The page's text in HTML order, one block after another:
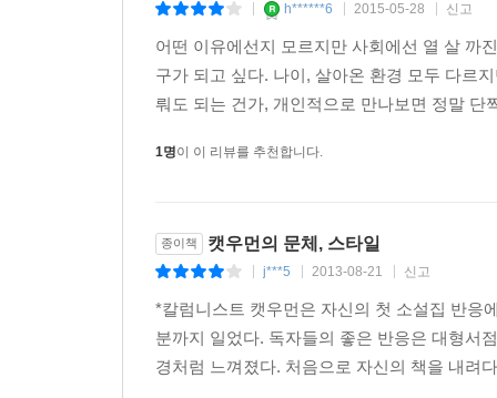
많은 시간이 흐른 뒤에야 그 만남과 헤어짐이 가
이렇게 연애에 관한 고해성사 격 글을 쓸 수밖에
꿈꾸었던 것은 아니다. 스스로 ‘회사형 인간’이
정상적인 회사 생활을 할 수 없게 만들었다.
좋아하는 일을 내 일로 삼겠다고 마음먹은 이상
해석 성공 말고 본연의 의미의 성공 말이다. ‘나
인정도 받고 합당한 금전적 보상을 쟁취하는, 기
있기를 바랄 뿐이다. 그렇게 될 수만 있다면 ‘힐링’
h******6 2015-05-28 신고
어떤 이유에선지 모르지만 사회에선 열 살 까
구가 되고 싶다. 나이, 살아온 환경 모두 다르
뤄도 되는 건가, 개인적으로 만나보면 정말 단
1명이 이 리뷰를 추천합니다.
종이책 캣우먼의 문체, 스타일
j***5 2013-08-21 신고
*칼럼니스트 캣우먼은 자신의 첫 소설집 반응
분까지 일었다. 독자들의 좋은 반응은 대형서
경처럼 느껴졌다. 처음으로 자신의 책을 내려